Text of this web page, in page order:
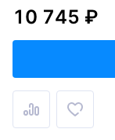
10 745 ₽